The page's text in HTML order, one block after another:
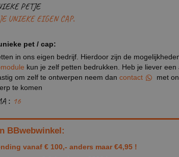
PETJE
UNIEKE EIGEN CAP.
pet / cap:
in ons eigen bedrijf. Hierdoor zijn de
kun je zelf petten bedrukken. Heb je liever
om zelf te ontwerpen neem dan contact
met
te komen
: 16
BBwebwinkel:
vanaf € 100,- anders maar €4,95 !